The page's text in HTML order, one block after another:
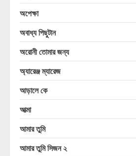
অপেক্ষা
অবাধ্য পিছুটান
অরোনী তোমার জন্য
অ্যারেঞ্জ ম্যারেজ
আড়ালে কে
আত্মা
আমার তুমি
আমার তুমি সিজন ২